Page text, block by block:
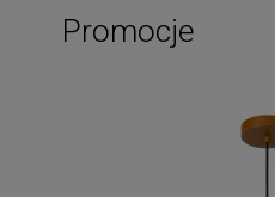
Promocje